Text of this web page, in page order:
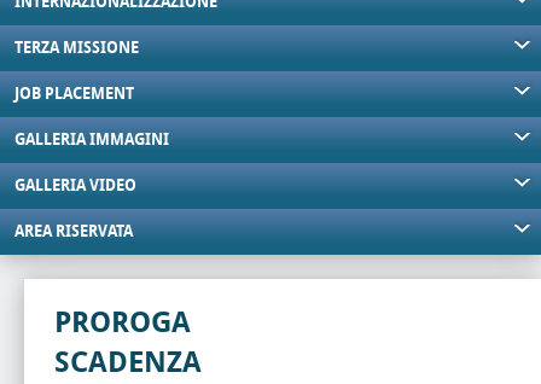
TERZA MISSIONE
JOB PLACEMENT
GALLERIA IMMAGINI
GALLERIA VIDEO
AREA RISERVATA
PROROGA
SCADENZA